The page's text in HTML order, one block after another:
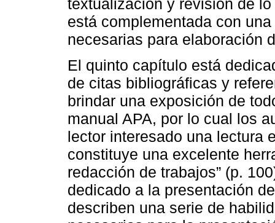
textualización y revisión de
está complementada con
necesarias para elaboración
El quinto capítulo está
de citas bibliográficas y
brindar una exposición de
manual APA, por lo cual los
lector interesado una lectura
constituye una excelente
redacción de trabajos” (p.
dedicado a la presentación
describen una serie de